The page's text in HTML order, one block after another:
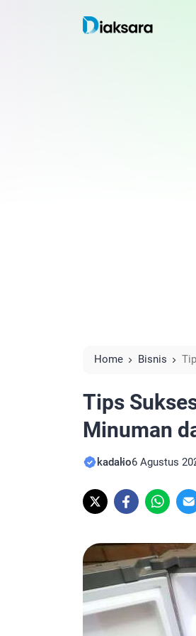
Home Bisnis
Tips
Minuman
kadalio6 Agustus